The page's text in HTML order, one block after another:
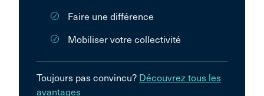
Faire une différence
Mobiliser votre collectivité
Toujours pas convincu? Découvrez tous les
avantages